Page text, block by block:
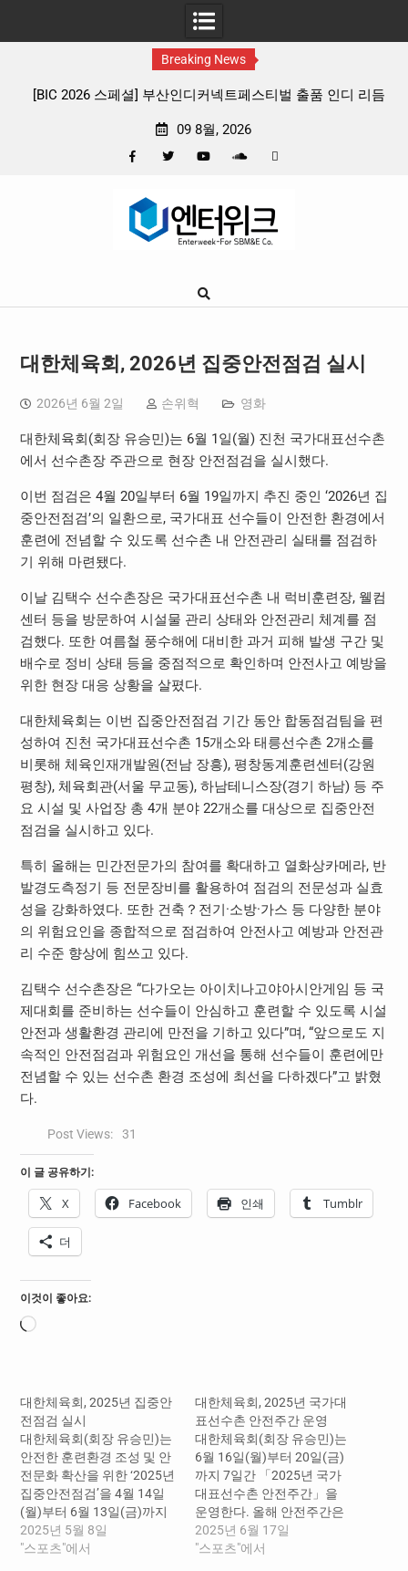
Breaking News
스티벌 출품 인디 리듬
판타지 케이팝 애니메이션 ‘고스트밴드’
09 8월, 2026
Google
대한체육회, 2026년 집중안전점검 실시
2026년 6월 2일 손위혁 영화
대한체육회(회장 유승민)는 6월 1일(월) 진천 국가대표선수촌
에서 선수촌장 주관으로 현장 안전점검을 실시했다.
이번 점검은 4월 20일부터 6월 19일까지 추진 중인 ‘2026년 집
중안전점검’의 일환으로, 국가대표 선수들이 안전한 환경에서
훈련에 전념할 수 있도록 선수촌 내 안전관리 실태를 점검하
기 위해 마련됐다.
이날 김택수 선수촌장은 국가대표선수촌 내 럭비훈련장, 웰컴
센터 등을 방문하여 시설물 관리 상태와 안전관리 체계를 점
검했다. 또한 여름철 풍수해에 대비한 과거 피해 발생 구간 및
배수로 정비 상태 등을 중점적으로 확인하며 안전사고 예방을
위한 현장 대응 상황을 살폈다.
대한체육회는 이번 집중안전점검 기간 동안 합동점검팀을 편
성하여 진천 국가대표선수촌 15개소와 태릉선수촌 2개소를
비롯해 체육인재개발원(전남 장흥), 평창동계훈련센터(강원
평창), 체육회관(서울 무교동), 하남테니스장(경기 하남) 등 주
요 시설 및 사업장 총 4개 분야 22개소를 대상으로 집중안전
점검을 실시하고 있다.
특히 올해는 민간전문가의 참여를 확대하고 열화상카메라, 반
발경도측정기 등 전문장비를 활용하여 점검의 전문성과 실효
성을 강화하였다. 또한 건축？전기·소방·가스 등 다양한 분야
의 위험요인을 종합적으로 점검하여 안전사고 예방과 안전관
리 수준 향상에 힘쓰고 있다.
김택수 선수촌장은 “다가오는 아이치나고야아시안게임 등 국
제대회를 준비하는 선수들이 안심하고 훈련할 수 있도록 시설
안전과 생활환경 관리에 만전을 기하고 있다”며, “앞으로도 지
속적인 안전점검과 위험요인 개선을 통해 선수들이 훈련에만
전념할 수 있는 선수촌 환경 조성에 최선을 다하겠다”고 밝혔
다.
Post Views: 31
이 글 공유하기:
X Facebook 인쇄 Tumblr
더
이것이 좋아요:
로
대한체육회, 2025년 집중안
전점검 실시
대한체육회(회장 유승민)는
안전한 훈련환경 조성 및 안
전문화 확산을 위한 ‘2025년
집중안전점검’을 4월 14일
(월)부터 6월 13일(금)까지
진행하고 있으며, 5월 8일
(목)부터 9일(금)까지 진천
2025년 5월 8일
"스포츠"에서
대한체육회, 2025년 국가대
표선수촌 안전주간 운영
대한체육회(회장 유승민)는
6월 16일(월)부터 20일(금)
까지 7일간 「2025년 국가
대표선수촌 안전주간」을
운영한다. 올해 안전주간은
‘매일매일 안전한 선수촌 생
활’이라는 주제로 국가대표
2025년 6월 17일
"스포츠"에서